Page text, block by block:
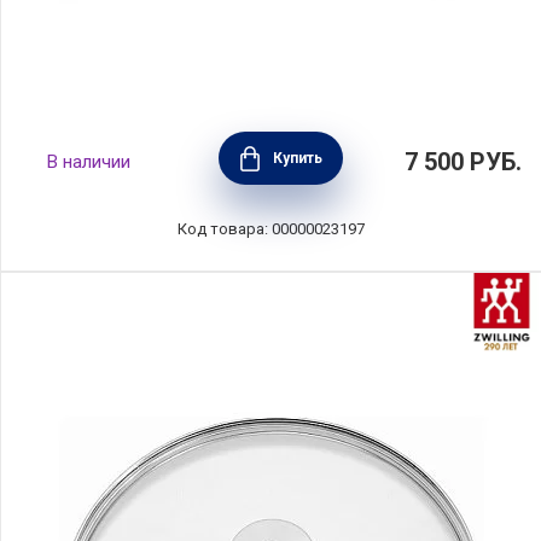
Съемная ручка Zenith 3 короткая, цвет
черный, материал нержавеющая сталь +
бакелит, Cristel, Франция, PLZ03
В наличии Купить 7 500 РУБ.
Код товара: 00000023197